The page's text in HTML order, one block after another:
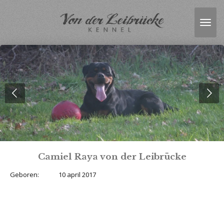
hoofdinhoud
Camiel Raya von der Leibrücke
Geboren: 10 april 2017